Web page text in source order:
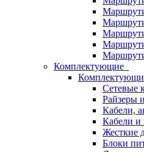
Комплектующие
Сетевые
Райзеры
Кабели,
Кабели и
Жесткие
Блоки